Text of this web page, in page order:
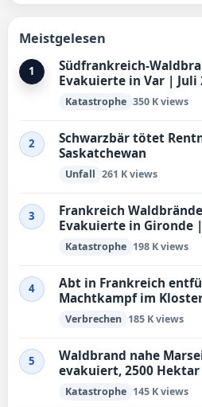
Meistgelesen
1
Südfrankreich-
Evakuierte in Var | Juli
Katastrophe 350 K views
2
Schwarzbär tötet
Saskatchewan
Unfall 261 K views
3
Frankreich
Evakuierte in Gironde
Katastrophe 198 K views
4
Abt in Frankreich
Machtkampf im
Verbrechen 185 K views
5
Waldbrand nahe
evakuiert, 2500
Katastrophe 145 K views